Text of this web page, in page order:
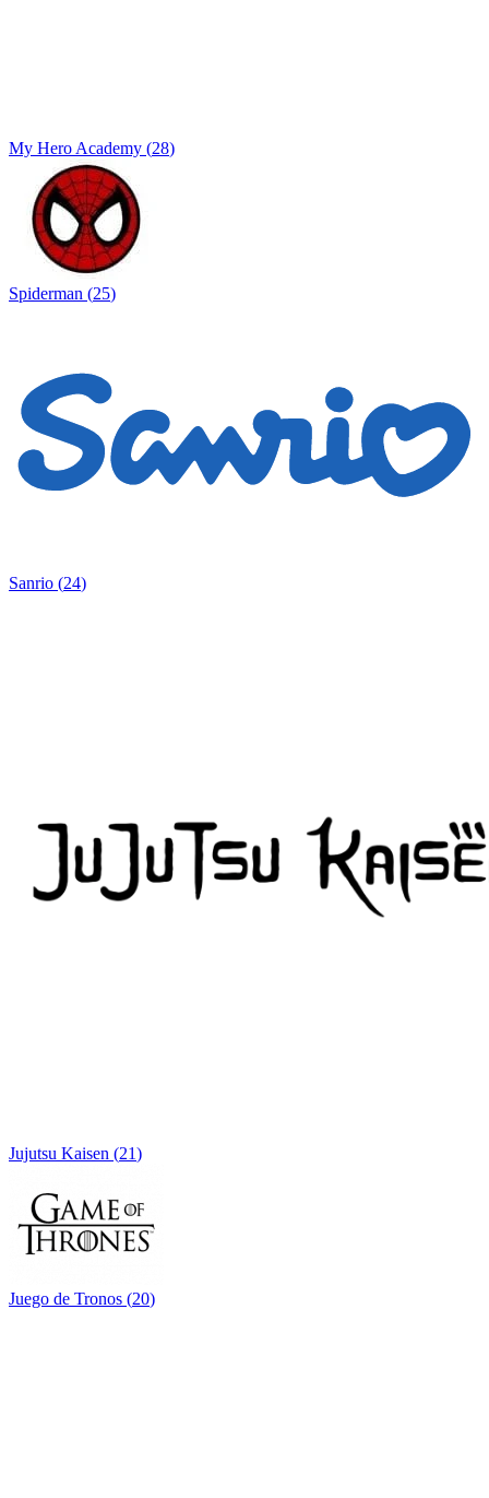
My Hero Academy (28)
Spiderman (25)
Sanrio (24)
Jujutsu Kaisen (21)
Juego de Tronos (20)